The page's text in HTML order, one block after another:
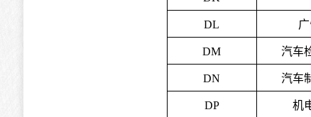
DL
DM 汽车
DN 汽车
DP 机